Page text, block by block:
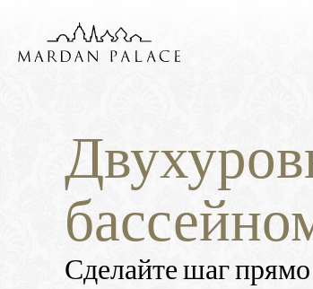
Сделайте шаг прямо